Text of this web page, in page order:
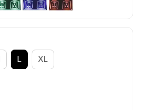
L XL